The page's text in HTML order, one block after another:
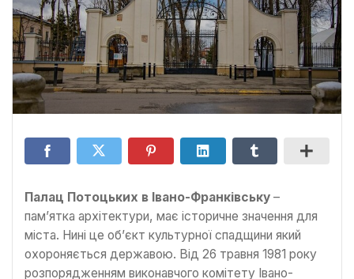
Палац Потоцьких в Івано-Франківську –
пам’ятка архітектури, має історичне значення для
міста. Нині це об’єкт культурної спадщини який
охороняється державою. Від 26 травня 1981 року
розпорядженням виконавчого комітету Івано-